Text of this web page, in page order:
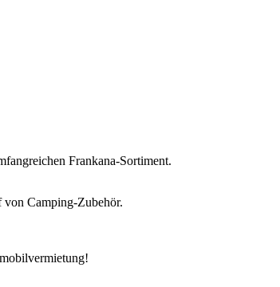
Frankana-Sortiment.
Camping-Zubehör.